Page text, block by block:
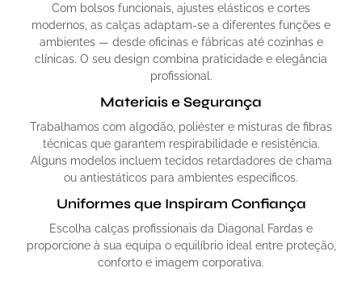
Com bolsos funcionais, ajustes elásticos e cortes
modernos, as calças adaptam-se a diferentes funções e
ambientes — desde oficinas e fábricas até cozinhas e
clínicas. O seu design combina praticidade e elegância
profissional.
Materiais e Segurança
Trabalhamos com algodão, poliéster e misturas de fibras
técnicas que garantem respirabilidade e resistência.
Alguns modelos incluem tecidos retardadores de chama
ou antiestáticos para ambientes específicos.
Uniformes que Inspiram Confiança
Escolha calças profissionais da Diagonal Fardas e
proporcione à sua equipa o equilíbrio ideal entre proteção,
conforto e imagem corporativa.